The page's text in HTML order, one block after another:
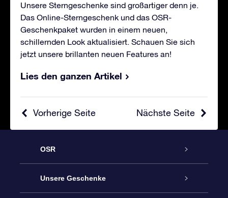
Unsere Sterngeschenke sind großartiger denn je.
Das Online-Sterngeschenk und das OSR-
Geschenkpaket wurden in einem neuen,
schillernden Look aktualisiert. Schauen Sie sich
jetzt unsere brillanten neuen Features an!
Lies den ganzen Artikel
Nächste Seite
Vorherige Seite
OSR
Service
Unsere Geschenke